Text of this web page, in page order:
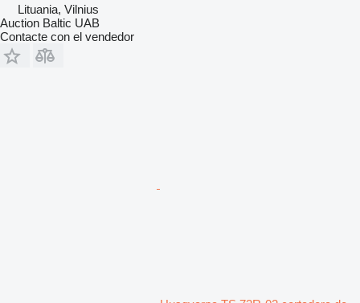
Lituania, Vilnius
Auction Baltic UAB
Contacte con el vendedor